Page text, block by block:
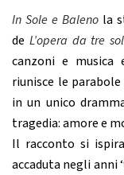
In Sole e Baleno la
de L’opera da tre
canzoni e musica
riunisce le
in un unico
tragedia: amore e
Il racconto si
accaduta negli anni